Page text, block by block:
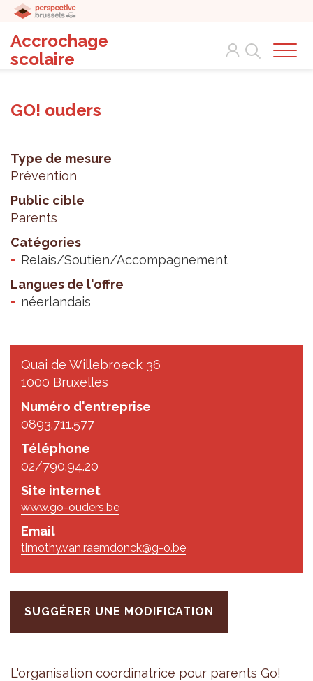
Accrochage
scolaire
Search
GO! ouders
Type de mesure
Prévention
Public cible
Parents
Catégories
Relais/Soutien/Accompagnement
Langues de l'offre
néerlandais
Quai de Willebroeck 36
1000 Bruxelles
Numéro d'entreprise
0893.711.577
Téléphone
02/790.94.20
Site internet
www.go-ouders.be
Email
timothy.van.raemdonck@g-o.be
SUGGÉRER UNE MODIFICATION
L'or­ga­ni­sa­tion coor­di­na­trice pour parents Go!